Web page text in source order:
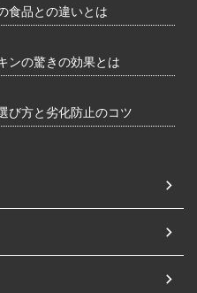
食品との違いとは
ンの驚きの効果とは
び方と劣化防止のコツ